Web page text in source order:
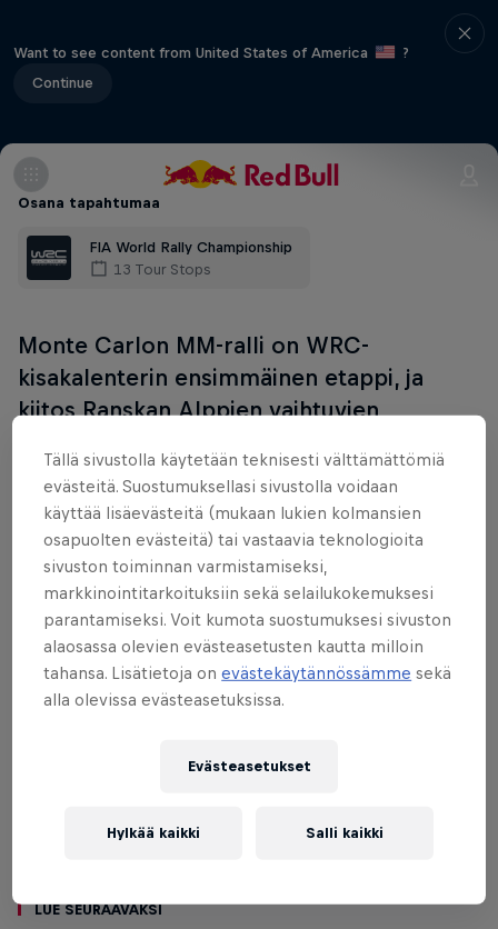
Want to see content from United States of America
?
Continue
Osana tapahtumaa
FIA World Rally Championship
13 Tour Stops
Monte Carlon MM-ralli on WRC-
kisakalenterin ensimmäinen etappi, ja
kiitos Ranskan Alppien vaihtuvien
arvaamattomin. Katso kisaviikonlopun
kohokohdat Red Bull TV:stä!
Lue seuraavaksi
Tällä sivustolla käytetään teknisesti välttämättömiä
evästeitä. Suostumuksellasi sivustolla voidaan
käyttää lisäevästeitä (mukaan lukien kolmansien
osapuolten evästeitä) tai vastaavia teknologioita
sivuston toiminnan varmistamiseksi,
markkinointitarkoituksiin sekä selailukokemuksesi
parantamiseksi. Voit kumota suostumuksesi sivuston
alaosassa olevien evästeasetusten kautta milloin
tahansa. Lisätietoja onevästekäytännössämme sekä
alla olevissa evästeasetuksissa.
Evästeasetukset
Hylkää kaikki Salli kaikki